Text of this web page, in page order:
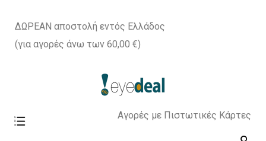
ΔΩΡΕΑΝ αποστολή εντός Ελλάδος
(για αγορές άνω των 60,00 €)
Αγορές με Πιστωτικές Κάρτες